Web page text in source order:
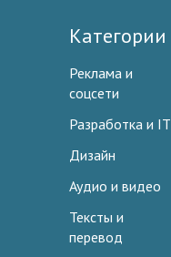
Категории
Реклама и
соцсети
Разработка и IT
Дизайн
Аудио и видео
Тексты и
перевод